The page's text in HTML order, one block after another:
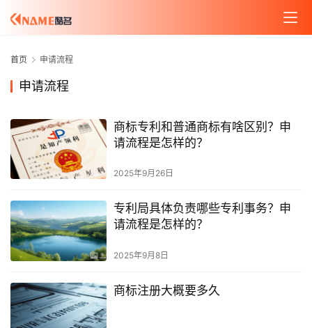
首页 申请流程
申请流程
商标专利和普通商标有啥区别？申
请流程是怎样的？
2025年9月26日
专利局具体负责哪些专利事务？申
请流程是怎样的？
2025年9月8日
商标注册大概要多久